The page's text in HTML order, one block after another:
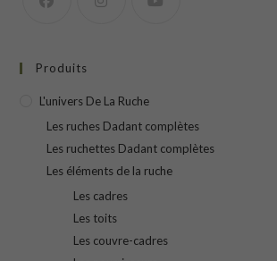
Produits
L'univers De La Ruche
Les ruches Dadant complètes
Les ruchettes Dadant complètes
Les éléments de la ruche
Les cadres
Les toits
Les couvre-cadres